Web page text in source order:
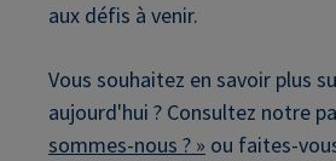
aux défis à venir.
Vous souhaitez en savoir plus
aujourd'hui ? Consultez notre
sommes-nous ? » ou faites-